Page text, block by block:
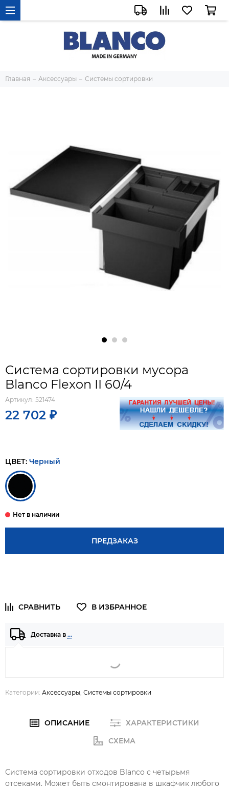
Главная Аксессуары Системы сортировки
Система сортировки мусора
Blanco Flexon II 60/4
Артикул: 521474
22 702 ₽
ЦВЕТ: Черный
ПРЕДЗАКАЗ
Доставка в …
Категории: Аксессуары, Системы сортировки
ОПИСАНИЕ
ХАРАКТЕРИСТИКИ
СХЕМА
Система сортировки отходов Blanco с четырьмя
отсеками. Может быть смонтирована в шкафчик любого